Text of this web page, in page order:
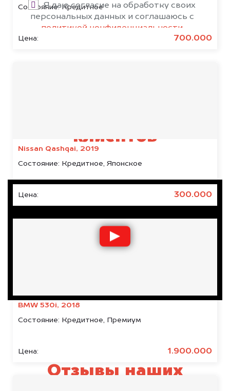
Состояние:Кредитное
Цена: 700.000
Nissan Qashqai, 2019
Состояние: Кредитное, Японское
Цена: 300.000
BMW 530i, 2018
Состояние: Кредитное, Премиум
Цена: 1.900.000
Я даю согласие на обработку своих
персональных данных и соглашаюсь с
политикой конфиденциальности
клиентов
Отзывы наших